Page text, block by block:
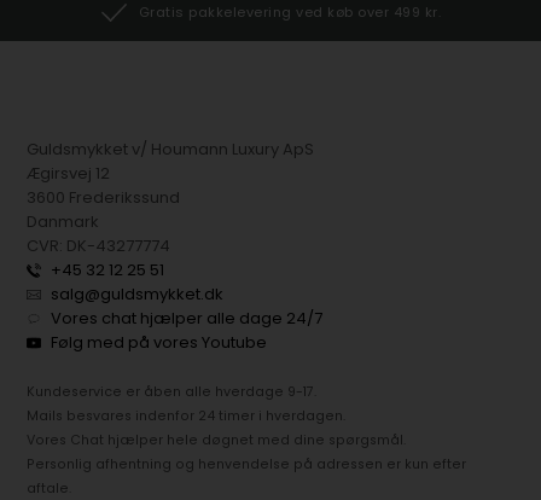
Gratis pakkelevering ved køb over 499 kr.
Guldsmykket v/ Houmann Luxury ApS
Ægirsvej 12
3600 Frederikssund
Danmark
CVR: DK-43277774
+45 32 12 25 51
salg@guldsmykket.dk
Vores chat hjælper alle dage 24/7
Følg med på vores Youtube
Kundeservice er åben alle hverdage 9-17.
Mails besvares indenfor 24 timer i hverdagen.
Vores Chat hjælper hele døgnet med dine spørgsmål.
Personlig afhentning og henvendelse på adressen er kun efter
aftale.